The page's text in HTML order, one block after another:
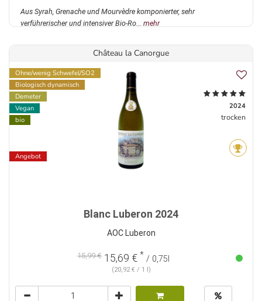
Aus Syrah, Grenache und Mourvèdre komponierter, sehr
verführerischer und intensiver Bio-Ro... mehr
Château la Canorgue
Ohne/wenig Schwefel/SO2
Biologisch dynamisch
Demeter
Vegan
bio
Angebot
2024
trocken
Blanc Luberon 2024
AOC Luberon
15,99 € 15,69 € * / 0,75l
(20,92 € / 1 l)